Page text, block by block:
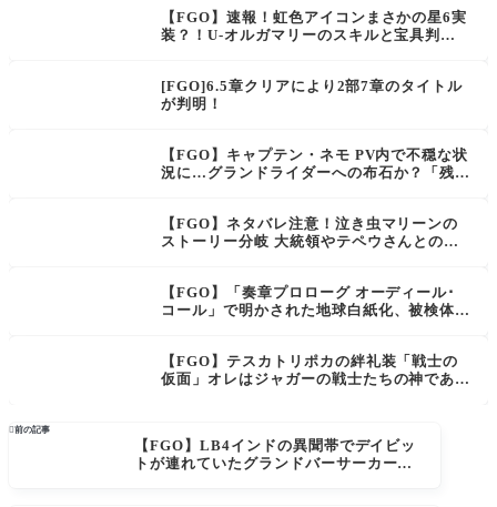
【FGO】速報！虹色アイコンまさかの星6実
装？！U-オルガマリーのスキルと宝具判明
[FGO]6.5章クリアにより2部7章のタイトル
が判明！
【FGO】キャプテン・ネモ PV内で不穏な状
況に…グランドライダーへの布石か？「残っ
トラン 惑星を統べるもの』ティザーPV
【FGO】ネタバレ注意！泣き虫マリーンの
ストーリー分岐 大統領やテペウさんとの絡
【FGO】「奏章プロローグ オーディール･
コール」で明かされた地球白紙化、被検体E
【FGO】テスカトリポカの絆礼装「戦士の
仮面」オレはジャガーの戦士たちの神であっ
前の記事
【FGO】LB4インドの異聞帯でデイビッ
トが連れていたグランドバーサーカーの